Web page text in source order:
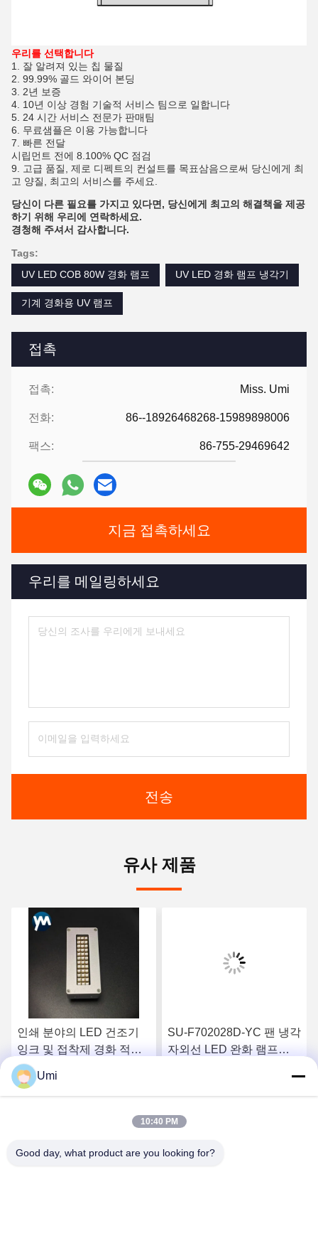
접촉
접촉: Miss. Umi
전화: 86--18926468268-15989898006
팩스: 86-755-29469642
지금 접촉하세요
우리를 메일링하세요
전송
우리를 선택합니다
1. 잘 알려져 있는 칩 물질
2. 99.99% 골드 와이어 본딩
3. 2년 보증
4. 10년 이상 경험 기술적 서비스 팀으로 일합니다
5. 24 시간 서비스 전문가 판매팀
6. 무료샘플은 이용 가능합니다
7. 빠른 전달
시립먼트 전에 8.100% QC 점검
9. 고급 품질, 제로 디펙트의 컨설트를 목표삼음으로써 당신에게 최
고 양질, 최고의 서비스를 주세요.
당신이 다른 필요를 가지고 있다면, 당신에게 최고의 해결책을 제공
하기 위해 우리에 연락하세요.
경청해 주셔서 감사합니다.
Tags:
UV LED COB 80W 경화 램프
UV LED 경화 램프 냉각기
기계 경화용 UV 램프
유사 제품
인쇄 분야의 LED 건조기
잉크 및 접착제 경화 적용
을 위해 수냉식 스크린 인
쇄용 360W 높이 LED 램프
최상의 가격을 얻으세요
SU-F702028D-YC 팬 냉각
자외선 LED 완화 램프
G5 G6 잉크젯 사전 완화
최상의 가격을 얻으세요
Umi
10:40 PM
Good day, what product are you looking for?